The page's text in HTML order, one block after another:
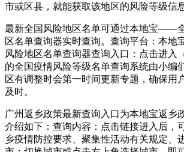
市或区县，就能获取该地区的风险等级信息
最新全国风险地区名单可通过本地宝——
区名单查询器实时查询。查询平台：本
风险地区名单查询器查询入口：点击进入
的全国疫情风险等级名单查询系统由小编
区有调整时会第一时间更新专题，确保用
及时。
广州返乡政策最新查询入口为本地宝返乡
介绍如下：查询内容：点击链接进入后，
乡疫情防控要求、聚集性活动有关规定、